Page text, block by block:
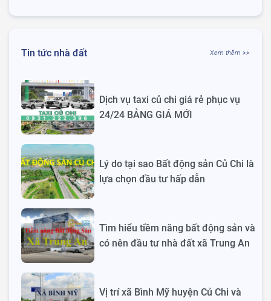
Tin tức nhà đất Xem thêm >>
Dịch vụ taxi củ chi giá rẻ phục vụ
24/24 BẢNG GIÁ MỚI
Lý do tại sao Bất động sản Củ Chi là
lựa chọn đầu tư hấp dẫn
Tìm hiểu tiềm năng bất động sản và
có nên đầu tư nhà đất xã Trung An
Vị trí xã Bình Mỹ huyện Củ Chi và